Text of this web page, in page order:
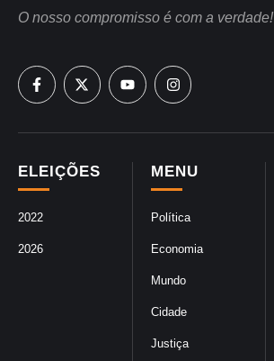
MENU
Política
Economia
Mundo
Cidade
Justiça
ELEIÇÕES
2022
2026
O nosso compromisso é com a verdade!